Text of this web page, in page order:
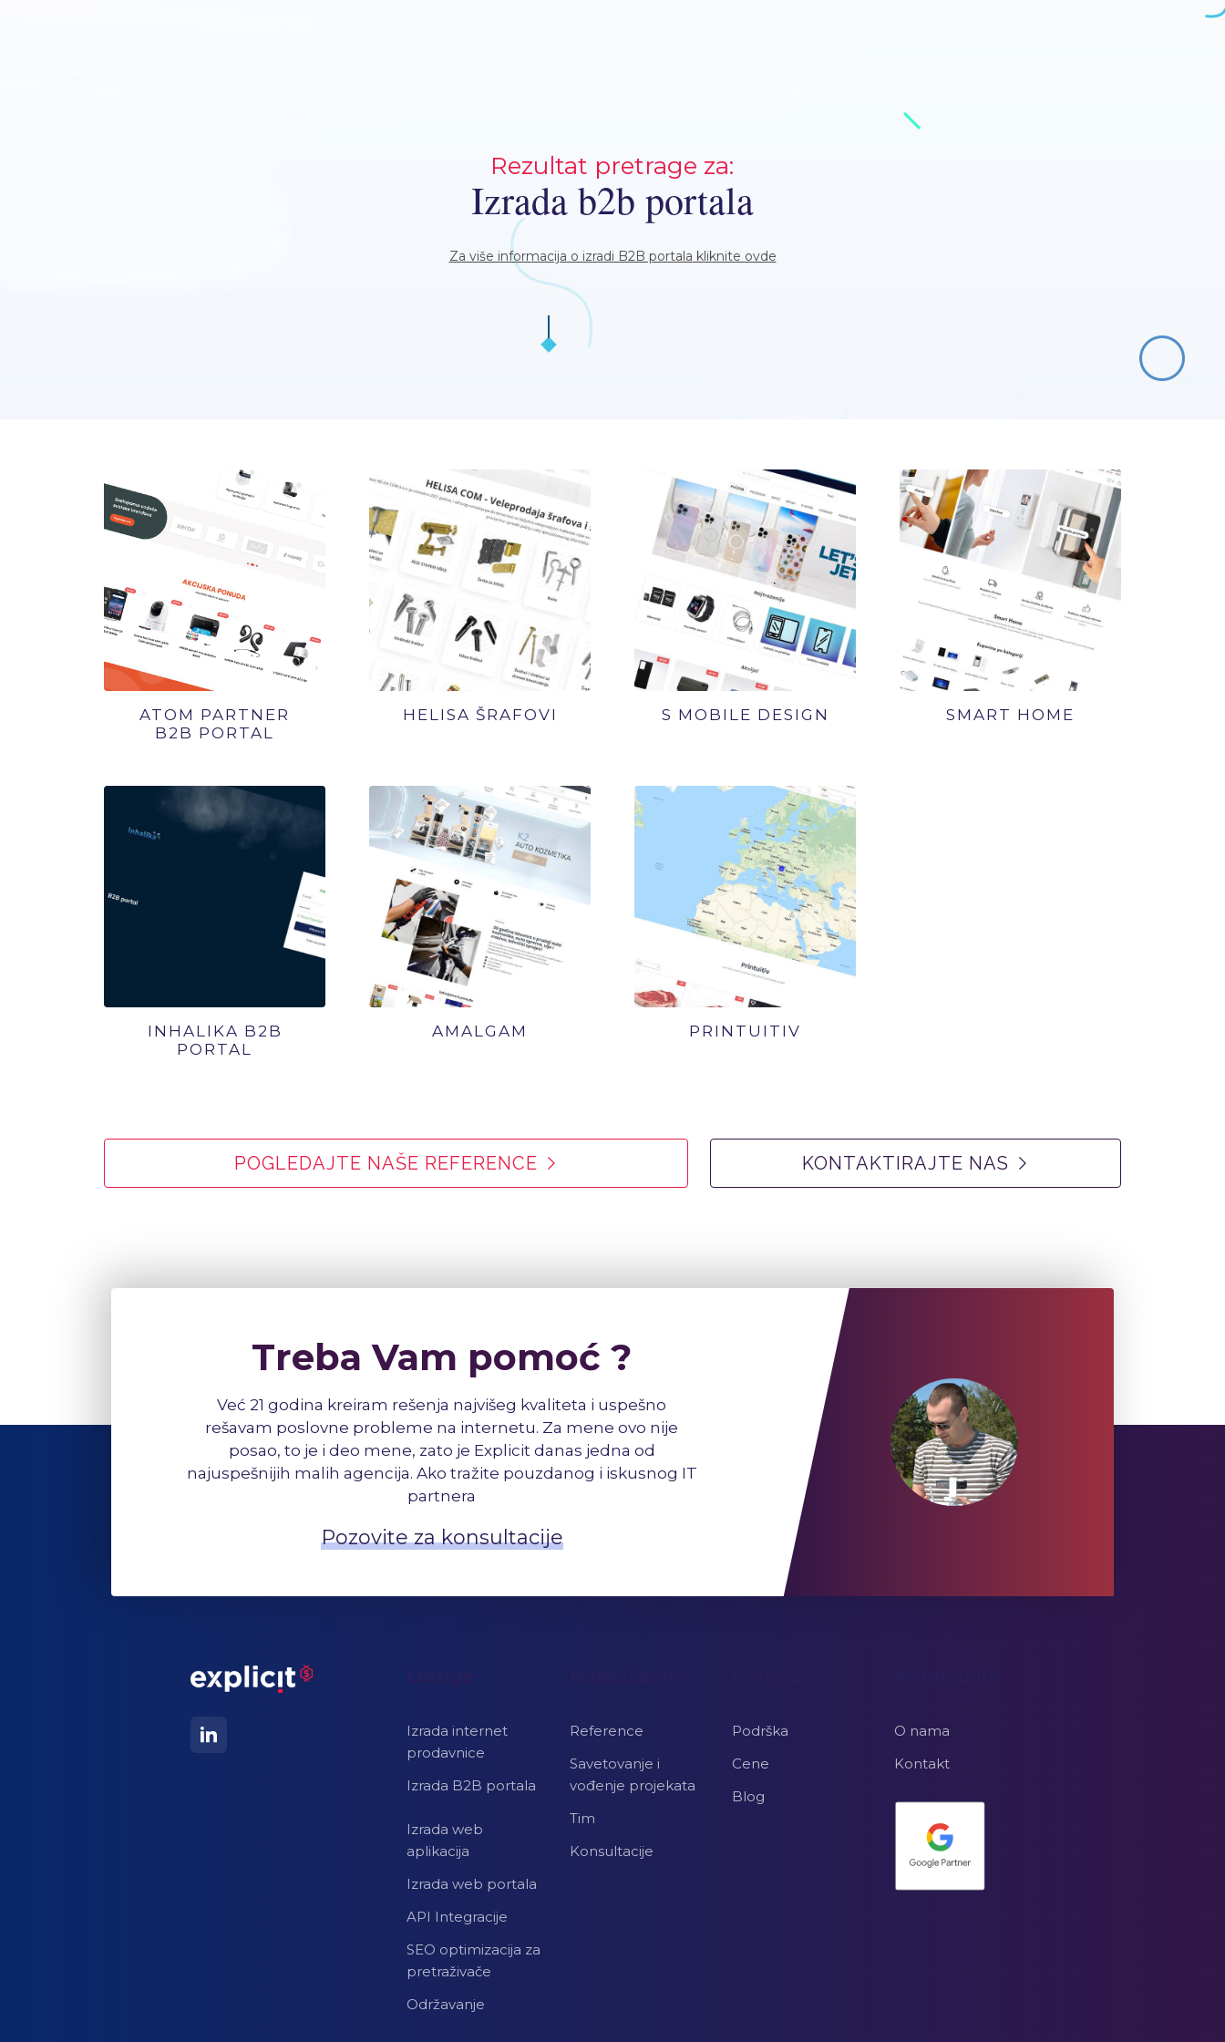
Rezultat pretrage za:
Izrada b2b portala
Za više informacija o izradi B2B portala kliknite ovde
ATOM PARTNER
B2B PORTAL
HELISA ŠRAFOVI S MOBILE DESIGN SMART HOME
INHALIKA B2B
PORTAL
AMALGAM PRINTUITIV
POGLEDAJTE NAŠE REFERENCE KONTAKTIRAJTE NAS
Treba Vam pomoć ?
Već 21 godina kreiram rešenja najvišeg kvaliteta i uspešno
rešavam poslovne probleme na internetu. Za mene ovo nije
posao, to je i deo mene, zato je Explicit danas jedna od
najuspešnijih malih agencija. Ako tražite pouzdanog i iskusnog IT
partnera
Pozovite za konsultacije
Izrada internet
prodavnice
Izrada B2B portala
Izrada web
aplikacija
Izrada web portala
API Integracije
SEO optimizacija za
pretraživače
Održavanje
Reference
Savetovanje i
vođenje projekata
Tim
Konsultacije
Podrška
Cene
Blog
O nama
Kontakt